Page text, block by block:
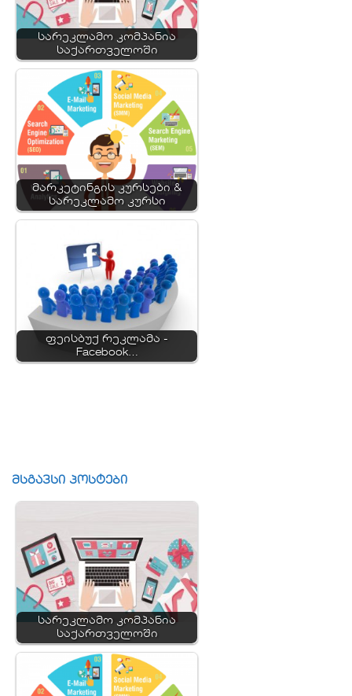
სარეკლამო კომპანია
საქართველოში
მარკეტინგის კურსები &
სარეკლამო კურსი
ფეისბუქ რეკლამა -
Facebook…
მსგავსი პოსტები
სარეკლამო კომპანია
საქართველოში